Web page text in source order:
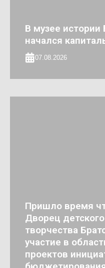
В музее истории
начался
07.08.2026
Пришло время
Дворец
творчества
участие в
проектов